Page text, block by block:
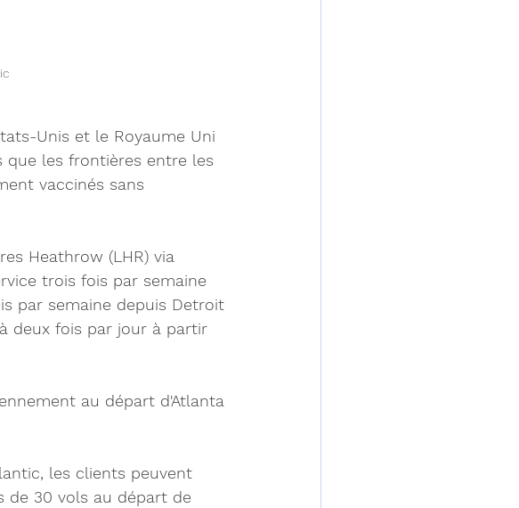
Unis et le Royaume Uni
que les frontières entre les
vaccinés sans
Heathrow (LHR) via
trois fois par semaine
par semaine depuis Detroit
deux fois par jour à partir
au départ d'Atlanta
les clients peuvent
de 30 vols au départ de